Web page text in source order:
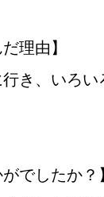
ッシュブログ
理由】
き、いろ
でしたか？